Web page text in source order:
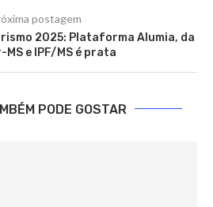
postagem
2025: Plataforma Alumia, da
e IPF/MS é prata
PODE GOSTAR